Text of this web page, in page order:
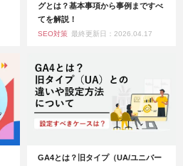
グとは？基本事項から事例まですべ
てを解説！
SEO対策 最終更新日：2026.04.17
GA4とは？旧タイプ（UA/ユニバー